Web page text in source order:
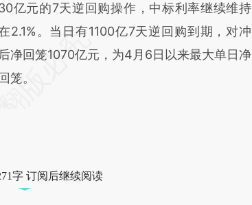
亿元的7天逆回购操作，中标利率继续维持
2.1%。当日有1100亿7天逆回购到期，对冲
后净回笼1070亿元，为4月6日以来最大单日净
回笼。
字 订阅后继续阅读